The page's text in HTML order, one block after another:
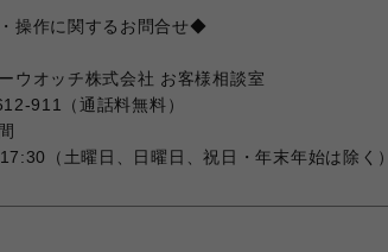
操作に関するお問合せ◆
ウオッチ株式会社 お客様相談室
911（通話料無料）
（土曜日、日曜日、祝日・年末年始は除く）